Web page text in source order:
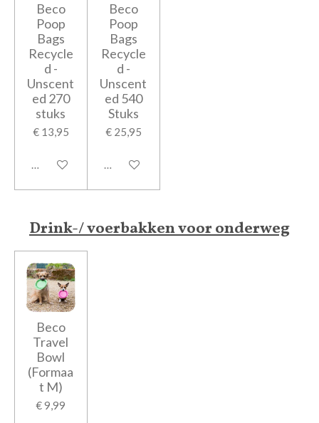
Beco
Poop
Bags
Recycle
d -
Unscent
ed 270
stuks
€ 13,95
In winkelwagen
Beco
Poop
Bags
Recycle
d -
Unscent
ed 540
Stuks
€ 25,95
In winkelwagen
Drink-/ voerbakken voor onderweg
Beco
Travel
Bowl
(Formaa
t M)
€ 9,99